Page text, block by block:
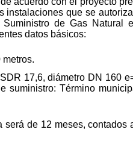
instalaciones que se
de Gas Natural
datos básicos:
17,6, diámetro DN 160
suministro: Término
será de 12 meses,